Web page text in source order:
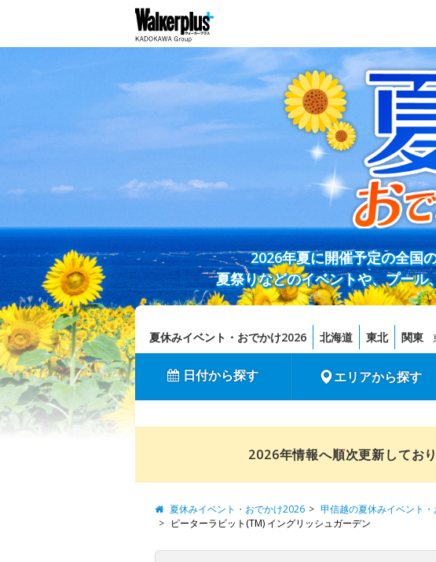
2026年夏に開催予定の全国
夏祭りなどのイベントや、プー
夏休みイベント・おでかけ2026 北海道 東北 関東
日付から探す エリアから探す
2026年情報へ順次更新してお
夏休みイベント・おでかけ2026 甲信越の夏休みイベント・
ピーターラビット(TM) イングリッシュガーデン